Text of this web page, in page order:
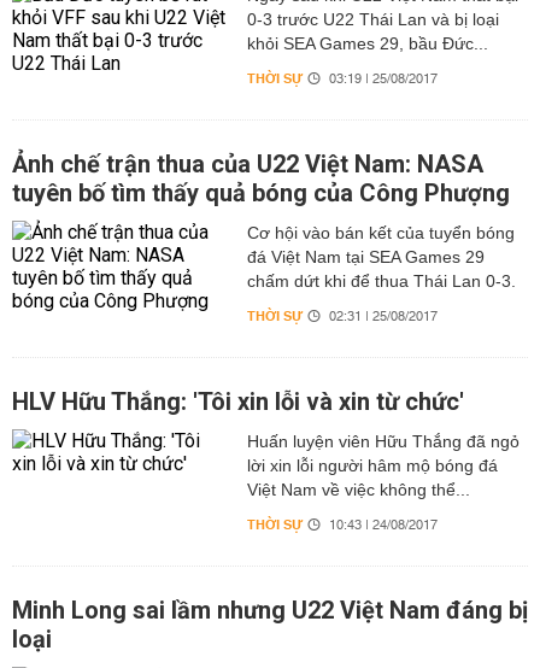
0-3 trước U22 Thái Lan và bị loại
khỏi SEA Games 29, bầu Đức...
THỜI SỰ 03:19 | 25/08/2017
Ảnh chế trận thua của U22 Việt Nam: NASA
tuyên bố tìm thấy quả bóng của Công Phượng
Cơ hội vào bán kết của tuyển bóng
đá Việt Nam tại SEA Games 29
chấm dứt khi để thua Thái Lan 0-3.
THỜI SỰ 02:31 | 25/08/2017
HLV Hữu Thắng: 'Tôi xin lỗi và xin từ chức'
Huấn luyện viên Hữu Thắng đã ngỏ
lời xin lỗi người hâm mộ bóng đá
Việt Nam về việc không thể...
THỜI SỰ 10:43 | 24/08/2017
Minh Long sai lầm nhưng U22 Việt Nam đáng bị
loại